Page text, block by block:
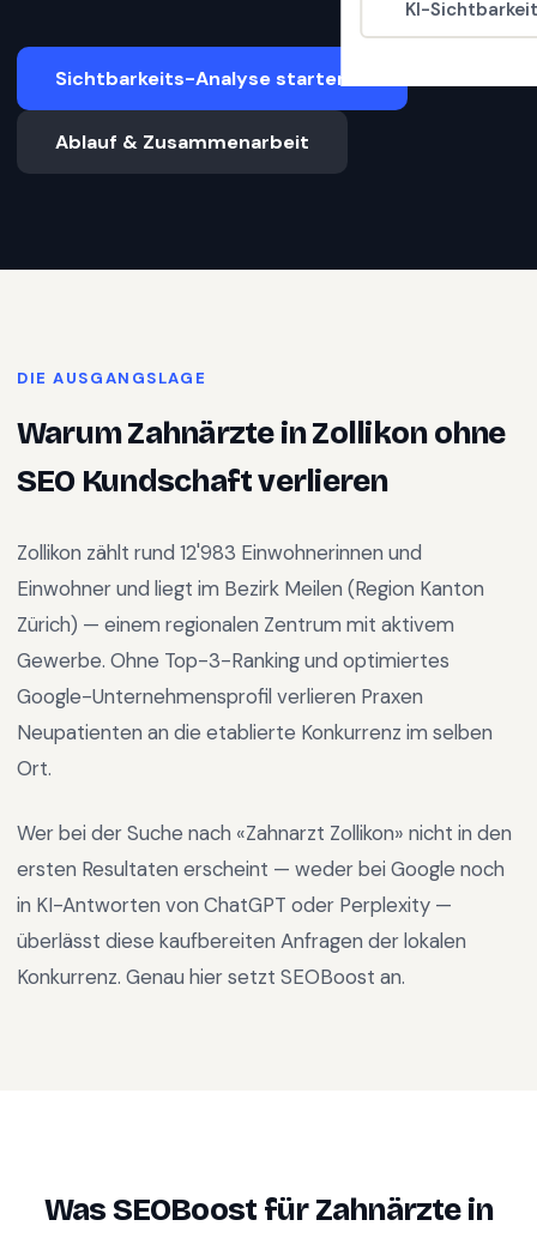
KI-
Sichtbarkeits-Analyse starten
Ablauf & Zusammenarbeit
DIE AUSGANGSLAGE
WarumZahnärzteinZollikonohne
SEO Kundschaft verlieren
Zollikon zählt rund 12'983 Einwohnerinnen und
Einwohner und liegt im Bezirk Meilen (Region Kanton
Zürich) — einem regionalen Zentrum mit aktivem
Gewerbe. Ohne Top-3-Ranking und optimiertes
Google-Unternehmensprofil verlieren Praxen
Neupatienten an die etablierte Konkurrenz im selben
Ort.
Wer bei der Suche nach «Zahnarzt Zollikon» nicht in den
ersten Resultaten erscheint — weder bei Google noch
in KI-Antworten von ChatGPT oder Perplexity —
überlässt diese kaufbereiten Anfragen der lokalen
Konkurrenz. Genau hier setzt SEOBoost an.
Was SEOBoost fürZahnärztein